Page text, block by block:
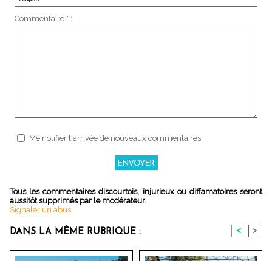
Commentaire * :
Me notifier l'arrivée de nouveaux commentaires
Tous les commentaires discourtois, injurieux ou diffamatoires seront
aussitôt supprimés par le modérateur.
Signaler un abus
DANS LA MÊME RUBRIQUE : < >